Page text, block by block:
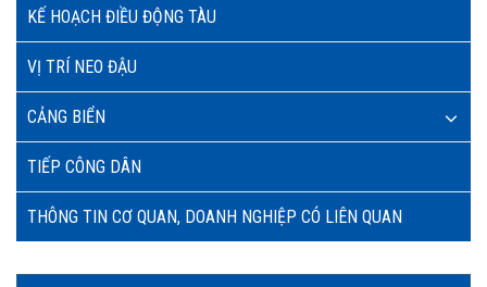
KẾ HOẠCH ĐIỀU ĐỘNG TÀU
VỊ TRÍ NEO ĐẬU
CẢNG BIỂN
TIẾP CÔNG DÂN
THÔNG TIN CƠ QUAN, DOANH NGHIỆP CÓ LIÊN QUAN